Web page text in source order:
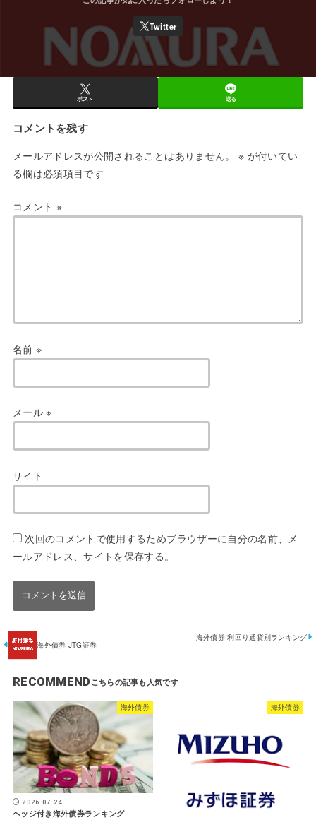
ポスト 送る
コメントを残す
メールアドレスが公開されることはありません。 ※ が付いてい
る欄は必須項目です
コメント ※
名前 ※
メール※
サイト
次回のコメントで使用するためブラウザーに自分の名前、メ
ールアドレス、サイトを保存する。
海外債券-JTG証券
海外債券-利回り通貨別ランキング
RECOMMEND
海外債券
2026.07.24
ヘッジ付き海外債券ランキング
海外債券